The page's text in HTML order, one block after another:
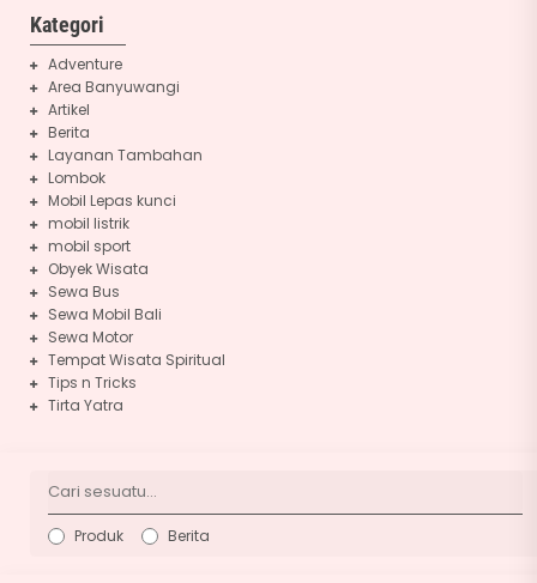
Kategori
Adventure
Area Banyuwangi
Artikel
Berita
Layanan Tambahan
Lombok
Mobil Lepas kunci
mobil listrik
mobil sport
Obyek Wisata
Sewa Bus
Sewa Mobil Bali
Sewa Motor
Tempat Wisata Spiritual
Tips n Tricks
Tirta Yatra
Produk Berita